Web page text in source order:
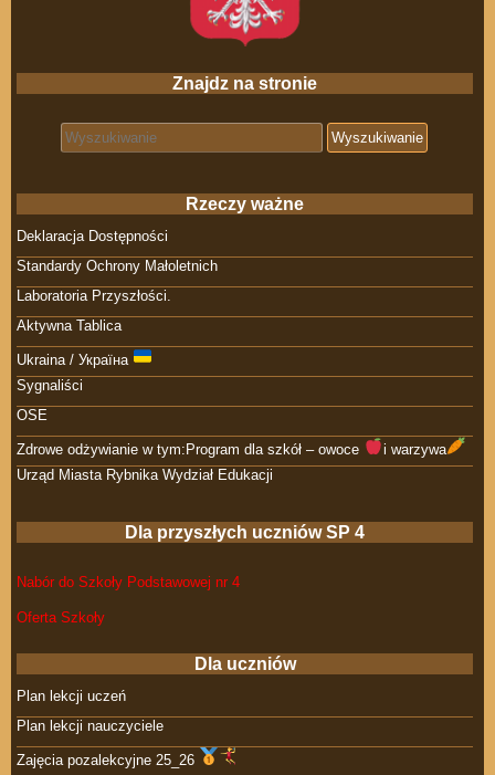
Znajdz na stronie
Search for:
Rzeczy ważne
Deklaracja Dostępności
Standardy Ochrony Małoletnich
Laboratoria Przyszłości.
Aktywna Tablica
Ukraina / Україна
Sygnaliści
OSE
Zdrowe odżywianie w tym:Program dla szkół – owoce
i warzywa
Urząd Miasta Rybnika Wydział Edukacji
Dla przyszłych uczniów SP 4
Nabór do Szkoły Podstawowej nr 4
Oferta Szkoły
Dla uczniów
Plan lekcji uczeń
Plan lekcji nauczyciele
Zajęcia pozalekcyjne 25_26